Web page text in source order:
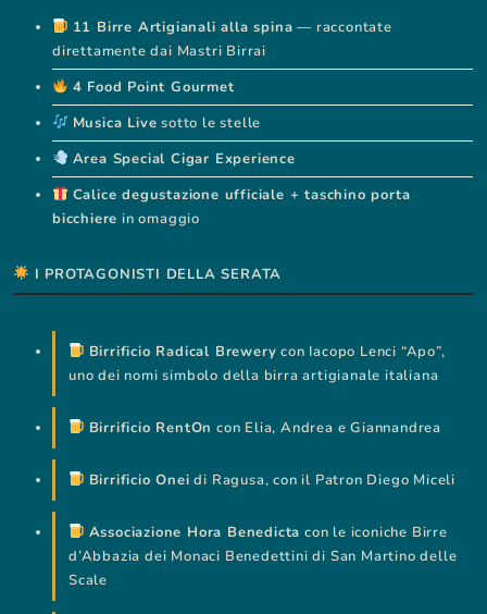
11 Birre Artigianali alla spina — raccontate
direttamente dai Mastri Birrai
4 Food Point Gourmet
Musica Live sotto le stelle
Area Special Cigar Experience
Calice degustazione ufficiale + taschino porta
bicchiere in omaggio
I PROTAGONISTI DELLA SERATA
Birrificio Radical Brewery con Iacopo Lenci “Apo”,
uno dei nomi simbolo della birra artigianale italiana
Birrificio RentOn con Elia, Andrea e Giannandrea
Birrificio Onei di Ragusa, con il Patron Diego Miceli
Associazione Hora Benedicta con le iconiche Birre
d’Abbazia dei Monaci Benedettini di San Martino delle
Scale